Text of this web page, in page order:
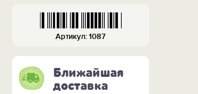
Артикул: 1087
Ближайшая
доставка